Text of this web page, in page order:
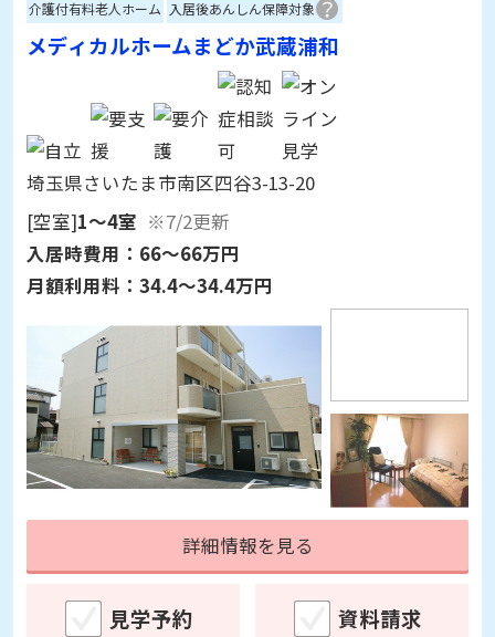
メディカルホームまどか武蔵浦和
埼玉県さいたま市南区四谷3-13-20
[空室]1～4室
※7/2更新
入居時費用： 66～66万円
月額利用料： 34.4～34.4万円
詳細情報を見る
見学予約